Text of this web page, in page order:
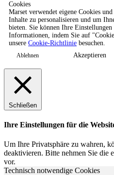
Cookies
Marset verwendet eigene Cookies
Inhalte zu personalisieren und um
bieten. Sie können Ihre
Informationen, indem Sie auf
unsere Cookie-Richtlinie besuchen.
Ablehnen Akzeptieren
Schließen
Ihre Einstellungen für die
Um Ihre Privatsphäre zu wahren,
deaktivieren. Bitte nehmen Sie die
vor.
Technisch notwendige Cookies